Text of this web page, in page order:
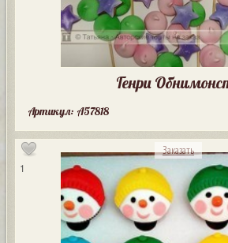
Генри
Артикул: A57818
1
Заказать